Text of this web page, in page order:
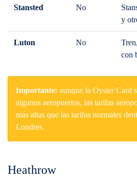
Stansted No
y
Luton No
con
Importante: aunque la Oyster Card
algunos aeropuertos, las tarifas
más altas que las tarifas normales
Londres.
Heathrow